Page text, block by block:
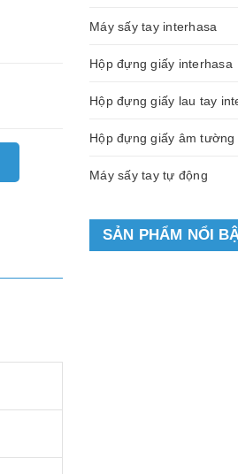
Máy sấy tay interhasa
Hộp đựng giấy interhasa
Hộp đựng giấy lau tay
Hộp đựng giấy âm tường
Máy sấy tay tự động
SẢN PHẨM NỔI